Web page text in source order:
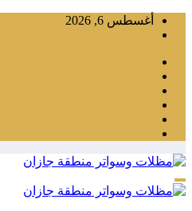
التجاوزأغسطس 6, 2026